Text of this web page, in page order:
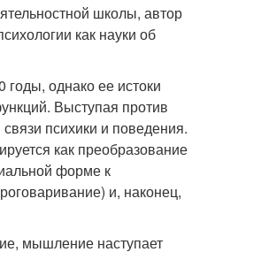
школы, автор
как науки об
однако ее истоки
Выступая против
психики и поведения.
как преобразование
форме к
и, наконец,
мышление наступает